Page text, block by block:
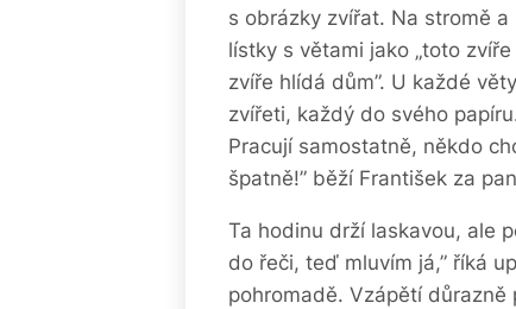
s obrázky zvířat. Na stromě
lístky s větami jako „toto
zvíře hlídá dům”. U každé
zvířeti, každý do svého
Pracují samostatně, někdo
špatně!” běží František za
Ta hodinu drží laskavou, ale
do řeči, teď mluvím já,” říká
pohromadě. Vzápětí důrazně